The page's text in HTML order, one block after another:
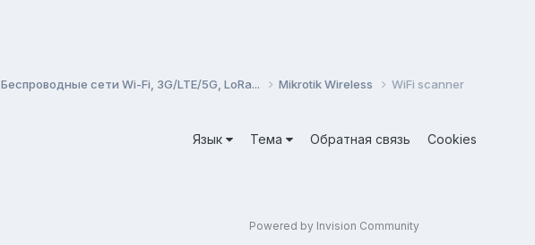
Беспроводные сети Wi-Fi, 3G/LTE/5G, LoRa... Mikrotik Wireless WiFi scanner
Язык Тема Обратная связь
Cookies
Powered by Invision Community